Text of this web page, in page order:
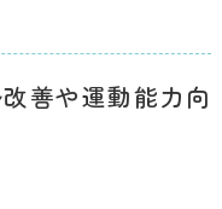
善や運動能力向